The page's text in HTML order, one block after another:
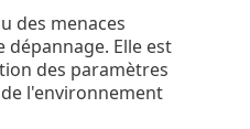
des menaces
Elle est
des paramètres
l'environnement